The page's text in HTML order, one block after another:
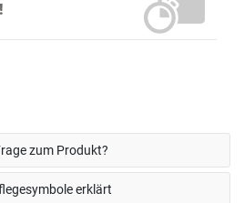
zum Produkt?
erklärt